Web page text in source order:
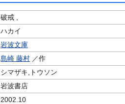
破戒 ,
ハカイ
岩波文庫
島崎 藤村 ／作
シマザキ,トウソン
岩波書店
2002.10